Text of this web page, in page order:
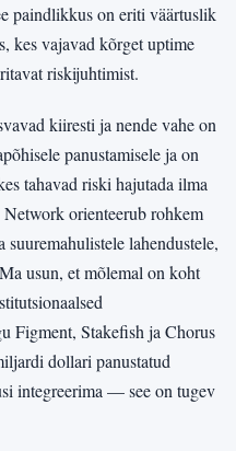
paindlikkus on eriti väärtuslik
kes vajavad kõrget uptime
riskijuhtimist.
kiiresti ja nende vahe on
panustamisele ja on
tahavad riski hajutada ilma
orienteerub rohkem
suuremahulistele lahendustele,
usun, et mõlemal on koht
Figment, Stakefish ja Chorus
dollari panustatud
integreerima — see on tugev